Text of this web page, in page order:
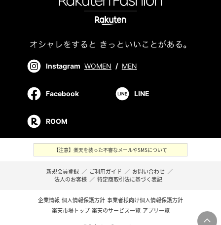
Instagram WOMEN / MEN
Facebook LINE
ROOM
【注意】楽天を装った不審なメールやSMSについて
新規会員登録 ／ ご利用ガイド ／ お問い合わせ ／
法人のお客様 ／ 特定商取引法に基づく表記
企業情報 個人情報保護方針 事業者様向け個人情報保護方針
楽天市場トップ 楽天のサービス一覧 アプリ一覧